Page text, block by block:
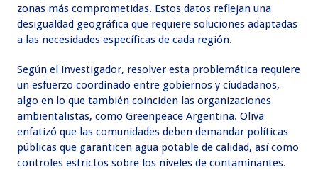
zonas más comprometidas. Estos datos reflejan una
desigualdad geográfica que requiere soluciones adaptadas
a las necesidades específicas de cada región.
Según el investigador, resolver esta problemática requiere
un esfuerzo coordinado entre gobiernos y ciudadanos,
algo en lo que también coinciden las organizaciones
ambientalistas, como Greenpeace Argentina. Oliva
enfatizó que las comunidades deben demandar políticas
públicas que garanticen agua potable de calidad, así como
controles estrictos sobre los niveles de contaminantes.